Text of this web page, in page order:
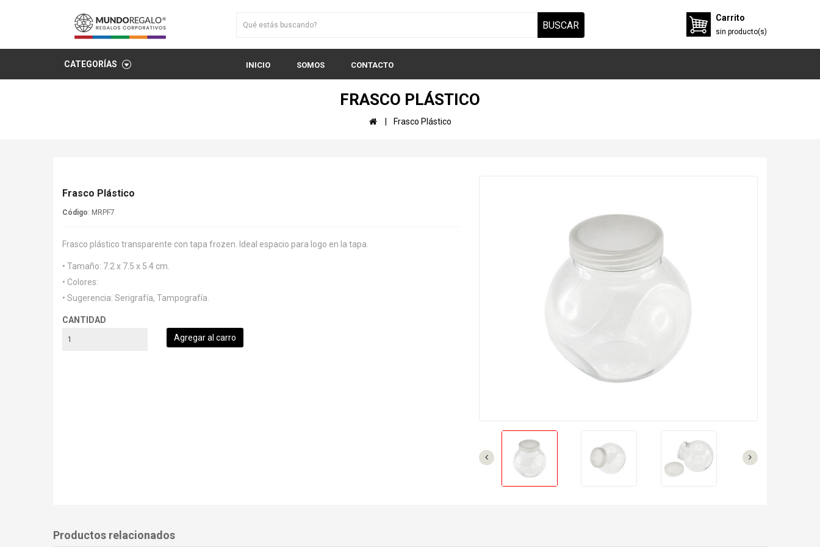
BUSCAR
Carrito
sin producto(s)
CATEGORÍAS INICIO SOMOS CONTACTO
FRASCO PLÁSTICO
Frasco Plástico
Frasco Plástico
Código: MRPF7
Frasco plástico transparente con tapa frozen. Ideal espacio para logo en la tapa.
• Tamaño: 7.2 x 7.5 x 5.4 cm.
• Colores:
• Sugerencia: Serigrafía, Tampografía.
CANTIDAD
Productos relacionados